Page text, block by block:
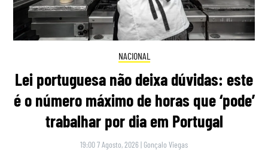
NACIONAL
Lei portuguesa não deixa dúvidas: este
é o número máximo de horas que ‘pode’
trabalhar por dia em Portugal
19:00 7 Agosto, 2026 | Gonçalo Viegas